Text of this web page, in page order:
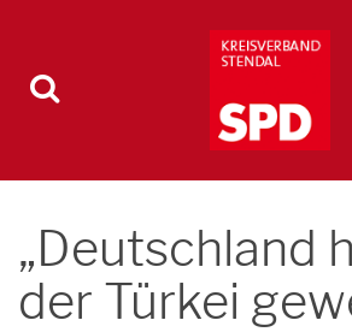
„Deutschland
der Türkei